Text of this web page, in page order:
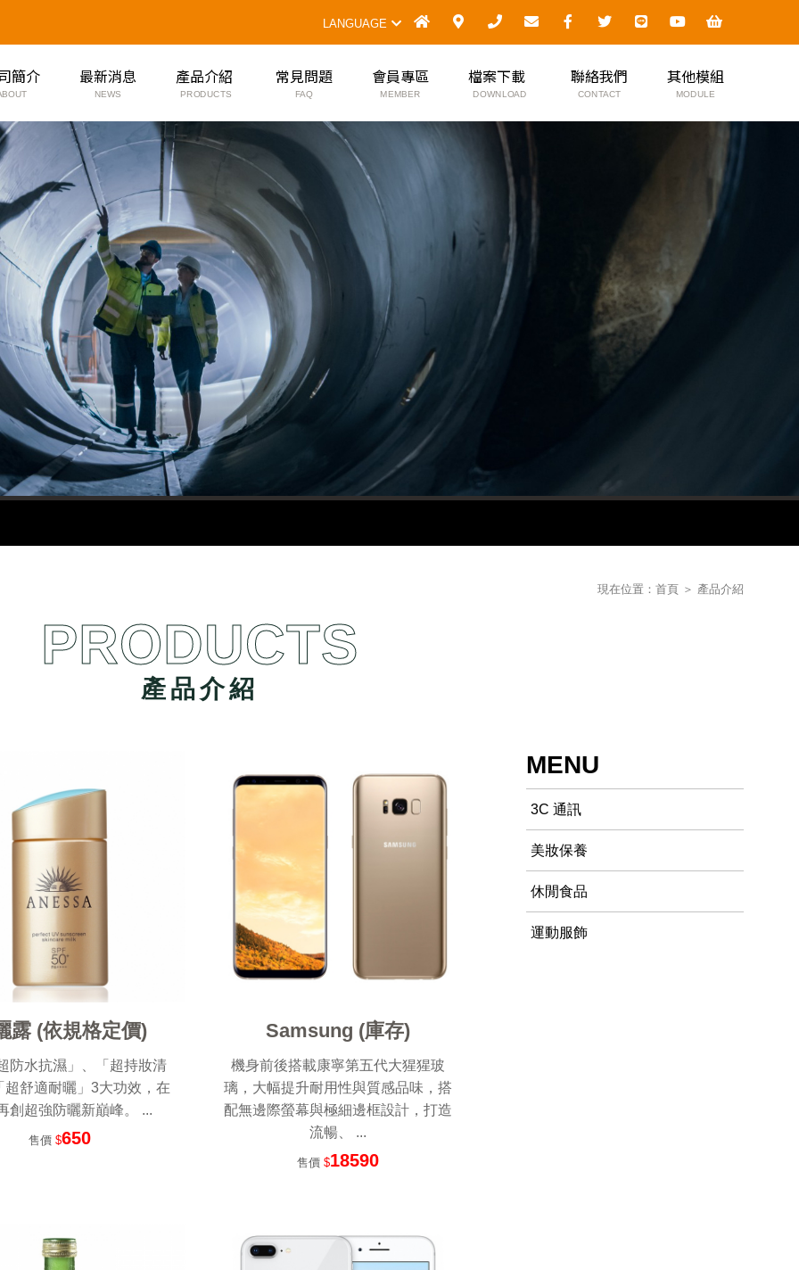
LANGUAGE
簡介 最新消息
NEWS
產品介紹
PRODUCTS
常見問題
FAQ
會員專區
MEMBER
檔案下載
DOWNLOAD
聯絡我們
CONTACT
其他模組
MODULE
現在位置： 首頁 ＞ 產品介紹
PRODUCTS
產品介紹
MENU
3C 通訊
美妝保養
休閒食品
運動服飾
露 (依規格定價)
防水抗濕」、「超持妝清
超舒適耐曬」3大功效，在
創超強防曬新巔峰。 ...
售價 $650
Samsung (庫存)
機身前後搭載康寧第五代大猩猩玻
璃，大幅提升耐用性與質感品味，搭
配無邊際螢幕與極細邊框設計，打造
流暢、 ...
售價 $18590